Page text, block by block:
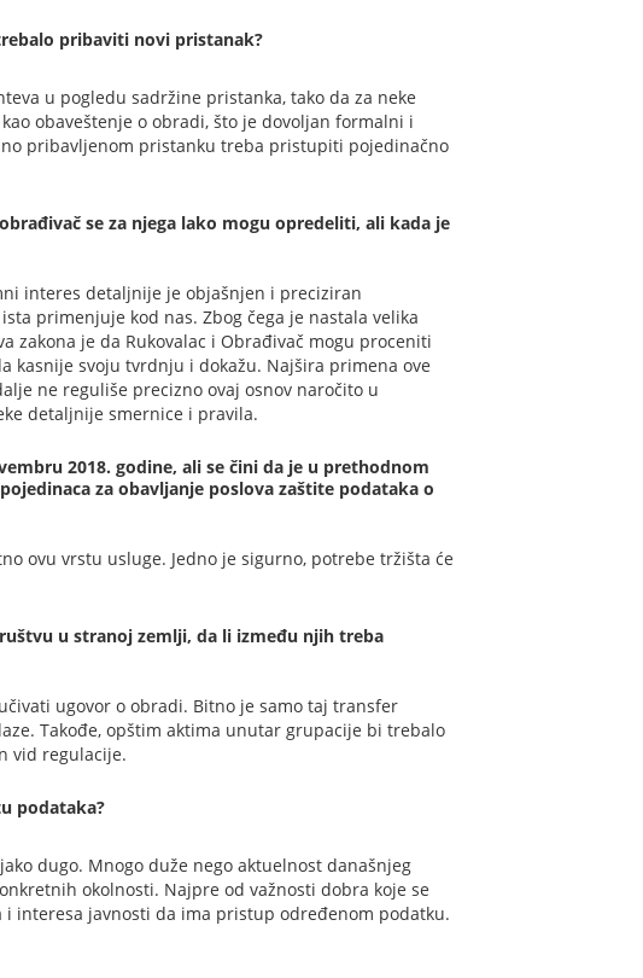
pribaviti novi pristanak?
u pogledu sadržine pristanka, tako da za neke
obaveštenje o obradi, što je dovoljan formalni i
pribavljenom pristanku treba pristupiti pojedinačno
se za njega lako mogu opredeliti, ali kada je
interes detaljnije je objašnjen i preciziran
primenjuje kod nas. Zbog čega je nastala velika
zakona je da Rukovalac i Obrađivač mogu proceniti
svoju tvrdnju i dokažu. Najšira primena ove
ne reguliše precizno ovaj osnov naročito u
detaljnije smernice i pravila.
2018. godine, ali se čini da je u prethodnom
za obavljanje poslova zaštite podataka o
ovu vrstu usluge. Jedno je sigurno, potrebe tržišta će
u stranoj zemlji, da li između njih treba
ugovor o obradi. Bitno je samo taj transfer
Takođe, opštim aktima unutar grupacije bi trebalo
vid regulacije.
podataka?
dugo. Mnogo duže nego aktuelnost današnjeg
okolnosti. Najpre od važnosti dobra koje se
interesa javnosti da ima pristup određenom podatku.